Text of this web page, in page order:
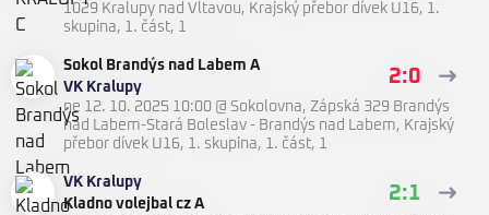
1029 Kralupy nad Vltavou, Krajský přebor dívek U16, 1.
skupina, 1. část, 1
Sokol Brandýs nad Labem A
VK Kralupy
2:0
ne 12. 10. 2025 10:00 @ Sokolovna, Zápská 329 Brandýs
nad Labem-Stará Boleslav - Brandýs nad Labem, Krajský
přebor dívek U16, 1. skupina, 1. část, 1
VK Kralupy
Kladno volejbal cz A
2:1